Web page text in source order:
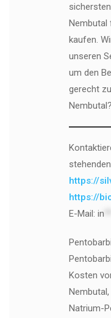
Nembutal
kaufen.
unseren
um den
gerecht
Nembutal?
https://
https://
E-Mail: in
Kosten
Nembutal,
Natrium-